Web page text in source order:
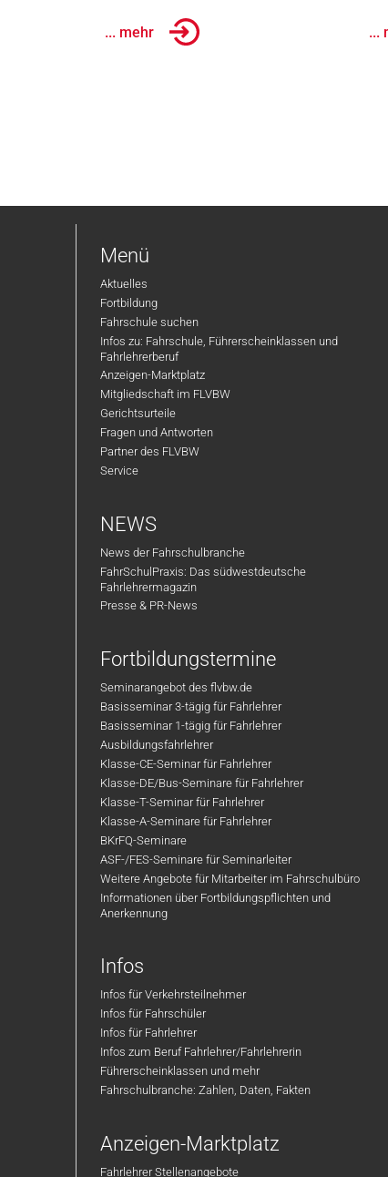
... mehr ...
Menü
Aktuelles
Fortbildung
Fahrschule suchen
Infos zu: Fahrschule, Führerscheinklassen und
Fahrlehrerberuf
Anzeigen-Marktplatz
Mitgliedschaft im FLVBW
Gerichtsurteile
Fragen und Antworten
Partner des FLVBW
Service
NEWS
News der Fahrschulbranche
FahrSchulPraxis: Das südwestdeutsche
Fahrlehrermagazin
Presse & PR-News
Fortbildungstermine
Seminarangebot des flvbw.de
Basisseminar 3-tägig für Fahrlehrer
Basisseminar 1-tägig für Fahrlehrer
Ausbildungsfahrlehrer
Klasse-CE-Seminar für Fahrlehrer
Klasse-DE/Bus-Seminare für Fahrlehrer
Klasse-T-Seminar für Fahrlehrer
Klasse-A-Seminare für Fahrlehrer
BKrFQ-Seminare
ASF-/FES-Seminare für Seminarleiter
Weitere Angebote für Mitarbeiter im Fahrschulbüro
Informationen über Fortbildungspflichten und
Anerkennung
Infos
Infos für Verkehrsteilnehmer
Infos für Fahrschüler
Infos für Fahrlehrer
Infos zum Beruf Fahrlehrer/Fahrlehrerin
Führerscheinklassen und mehr
Fahrschulbranche: Zahlen, Daten, Fakten
Anzeigen-Marktplatz
Fahrlehrer Stellenangebote